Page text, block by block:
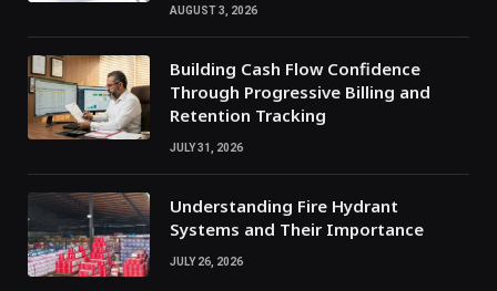
AUGUST 3, 2026
Building Cash Flow Confidence
Through Progressive Billing and
Retention Tracking
JULY 31, 2026
Understanding Fire Hydrant
Systems and Their Importance
JULY 26, 2026